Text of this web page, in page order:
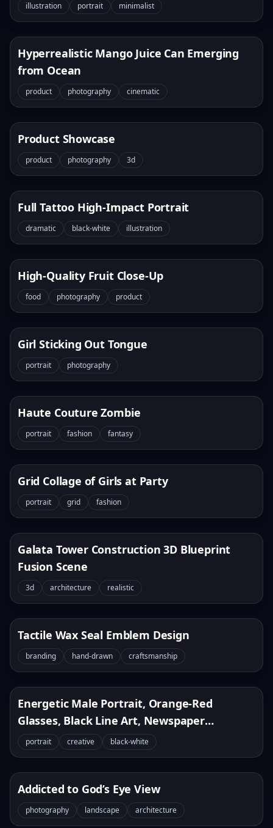
illustration portrait minimalist
Hyperrealistic Mango Juice Can Emerging
from Ocean
product photography cinematic
Product Showcase
product photography 3d
Full Tattoo High-Impact Portrait
dramatic black-white illustration
High-Quality Fruit Close-Up
food photography product
Girl Sticking Out Tongue
portrait photography
Haute Couture Zombie
portrait fashion fantasy
Grid Collage of Girls at Party
portrait grid fashion
Galata Tower Construction 3D Blueprint
Fusion Scene
3d architecture realistic
Tactile Wax Seal Emblem Design
branding hand-drawn craftsmanship
Energetic Male Portrait, Orange-Red
Glasses, Black Line Art, Newspaper
Background
portrait creative black-white
Addicted to God’s Eye View
photography landscape architecture